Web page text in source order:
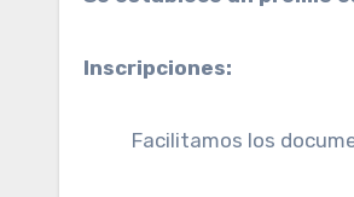
Inscripciones:
Facilitamos los